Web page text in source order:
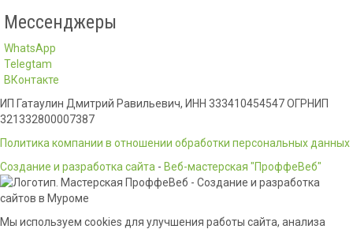
Мессенджеры
WhatsApp
Telegtam
ВКонтакте
ИП Гатаулин Дмитрий Равильевич, ИНН 333410454547 ОГРНИП
321332800007387
Политика компании в отношении обработки персональных данных
Создание и разработка сайта - Веб-мастерская "ПроффеВеб"
Мы используем cookies для улучшения работы сайта, анализа